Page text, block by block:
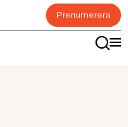
Prenumerera